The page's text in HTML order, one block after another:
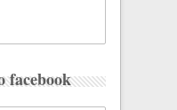
facebook